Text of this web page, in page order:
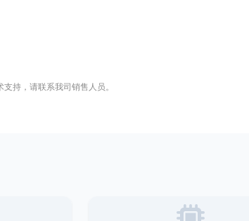
持，请联系我司销售人员。